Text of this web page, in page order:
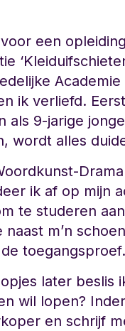
een
ik verliefd.
als 9-jarige
wordt alles
ik af op mijn
te studeren
m’n
toegangsproef.
later beslis
wil lopen?
en schrijf